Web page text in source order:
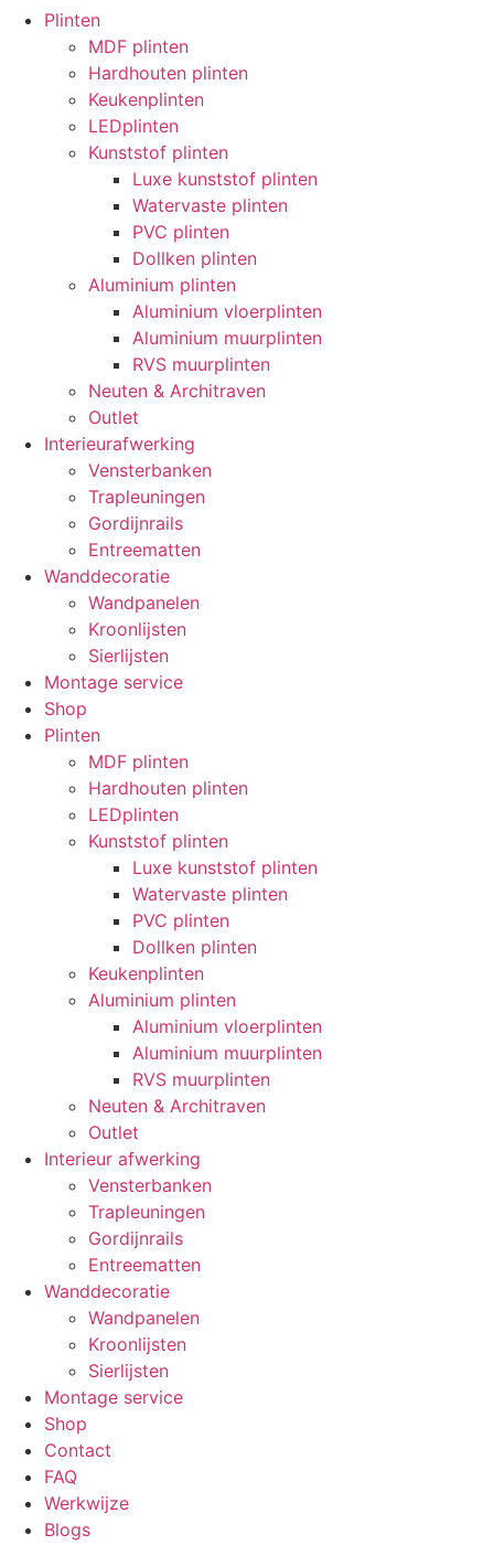
Plinten
MDF plinten
Hardhouten plinten
Keukenplinten
LEDplinten
Kunststof plinten
Luxe kunststof plinten
Watervaste plinten
PVC plinten
Dollken plinten
Aluminium plinten
Aluminium vloerplinten
Aluminium muurplinten
RVS muurplinten
Neuten & Architraven
Outlet
Interieurafwerking
Vensterbanken
Trapleuningen
Gordijnrails
Entreematten
Wanddecoratie
Wandpanelen
Kroonlijsten
Sierlijsten
Montage service
Shop
Plinten
MDF plinten
Hardhouten plinten
LEDplinten
Kunststof plinten
Luxe kunststof plinten
Watervaste plinten
PVC plinten
Dollken plinten
Keukenplinten
Aluminium plinten
Aluminium vloerplinten
Aluminium muurplinten
RVS muurplinten
Neuten & Architraven
Outlet
Interieur afwerking
Vensterbanken
Trapleuningen
Gordijnrails
Entreematten
Wanddecoratie
Wandpanelen
Kroonlijsten
Sierlijsten
Montage service
Shop
Contact
FAQ
Werkwijze
Blogs